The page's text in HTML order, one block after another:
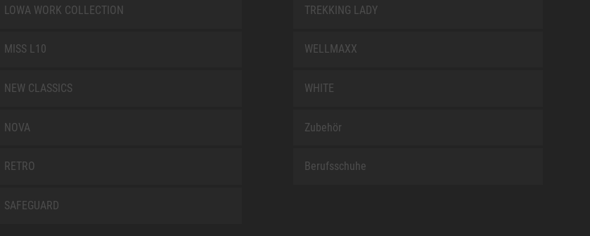
LOWA WORK COLLECTION
MISS L10
NEW CLASSICS
NOVA
RETRO
SAFEGUARD
TREKKING LADY
WELLMAXX
WHITE
Zubehör
Berufsschuhe